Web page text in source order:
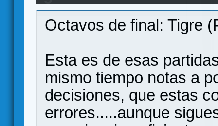
Octavos de final: Tigre
Esta es de esas
mismo tiempo notas a
decisiones, que estas
errores.....aunque